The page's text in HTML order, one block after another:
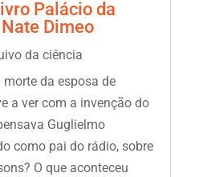
Palácio da
Dimeo
da ciência
morte da esposa de
a ver com a invenção do
Guglielmo
como pai do rádio, sobre
O que aconteceu